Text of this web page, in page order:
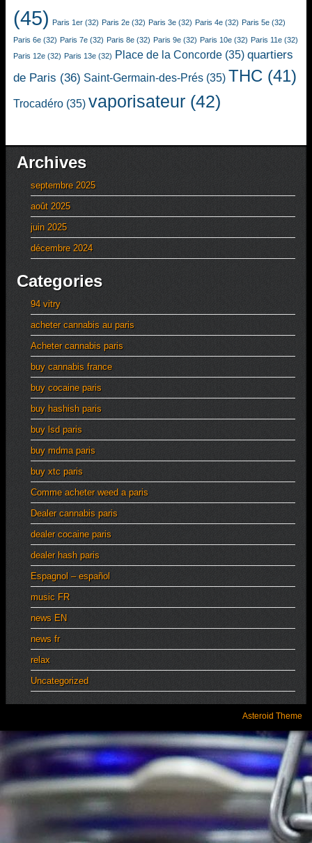
(45) Paris 1er (32) Paris 2e (32) Paris 3e (32) Paris 4e (32) Paris 5e (32)
Paris 6e (32) Paris 7e (32) Paris 8e (32) Paris 9e (32) Paris 10e (32) Paris 11e (32)
Paris 12e (32) Paris 13e (32) Place de la Concorde (35) quartiers
de Paris (36) Saint-Germain-des-Prés (35) THC (41)
Trocadéro (35) vaporisateur (42)
Archives
septembre 2025
août 2025
juin 2025
décembre 2024
Categories
94 vitry
acheter cannabis au paris
Acheter cannabis paris
buy cannabis france
buy cocaine paris
buy hashish paris
buy lsd paris
buy mdma paris
buy xtc paris
Comme acheter weed a paris
Dealer cannabis paris
dealer cocaine paris
dealer hash paris
Espagnol – español
music FR
news EN
news fr
relax
Uncategorized
Asteroid Theme